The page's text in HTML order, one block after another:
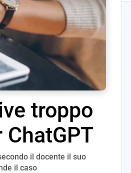
troppo
il docente il suo
il caso